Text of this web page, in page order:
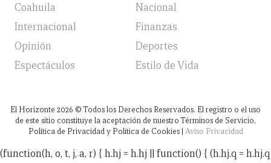
Coahuila
Nacional
Internacional
Finanzas
Opinión
Deportes
Espectáculos
Estilo de Vida
El Horizonte 2026 © Todos los Derechos Reservados. El registro o el uso
de este sitio constituye la aceptación de nuestro Términos de Servicio,
Política de Privacidad y Política de Cookies | Aviso Privacidad
(function(h, o, t, j, a, r) { h.hj = h.hj || function() { (h.hj.q = h.hj.q